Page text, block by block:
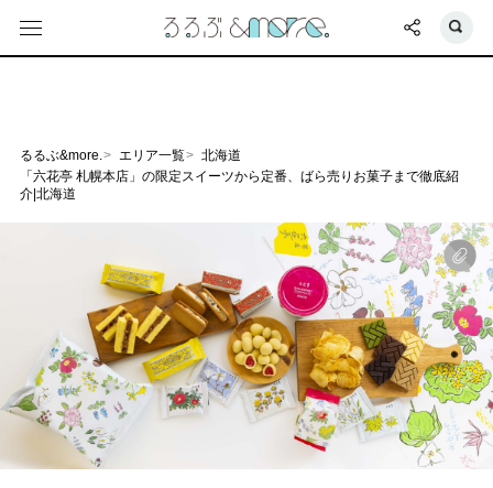
るるぶ&more. エリア一覧
北海道
「六花亭 札幌本店」の限定スイーツから定番、ばら売りお菓子まで徹底紹
介|北海道